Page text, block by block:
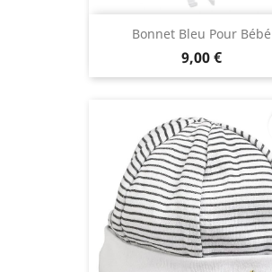
Bonnet Bleu Pour Bébé
9,00 €